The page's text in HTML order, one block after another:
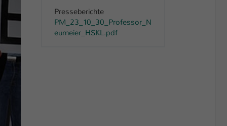
Presseberichte
PM_23_10_30_Professor_N
eumeier_HSKL.pdf